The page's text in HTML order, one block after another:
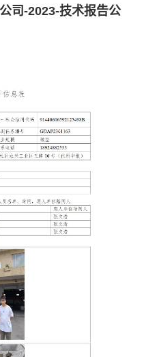
司-2023-技术报告公